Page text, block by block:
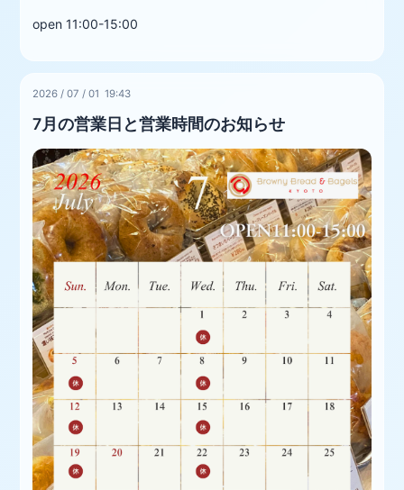
open 11:00-15:00
2026 /07 /01 19:43
7月の営業日と営業時間のお知らせ